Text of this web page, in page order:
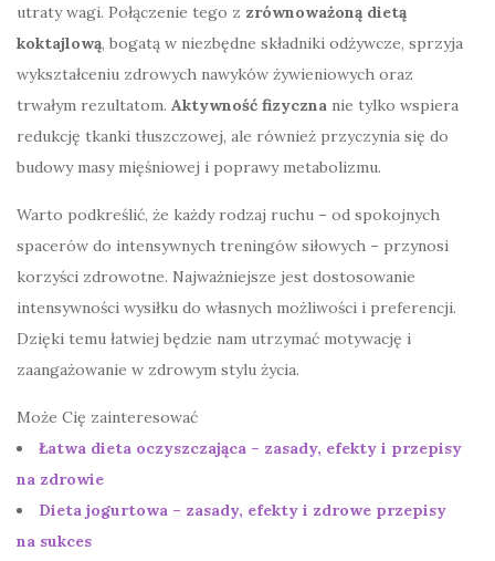
utraty wagi. Połączenie tego z zrównoważoną dietą
koktajlową, bogatą w niezbędne składniki odżywcze, sprzyja
wykształceniu zdrowych nawyków żywieniowych oraz
trwałym rezultatom. Aktywność fizyczna nie tylko wspiera
redukcję tkanki tłuszczowej, ale również przyczynia się do
budowy masy mięśniowej i poprawy metabolizmu.
Warto podkreślić, że każdy rodzaj ruchu – od spokojnych
spacerów do intensywnych treningów siłowych – przynosi
korzyści zdrowotne. Najważniejsze jest dostosowanie
intensywności wysiłku do własnych możliwości i preferencji.
Dzięki temu łatwiej będzie nam utrzymać motywację i
zaangażowanie w zdrowym stylu życia.
Może Cię zainteresować
Łatwa dieta oczyszczająca – zasady, efekty i przepisy
na zdrowie
Dieta jogurtowa – zasady, efekty i zdrowe przepisy
na sukces